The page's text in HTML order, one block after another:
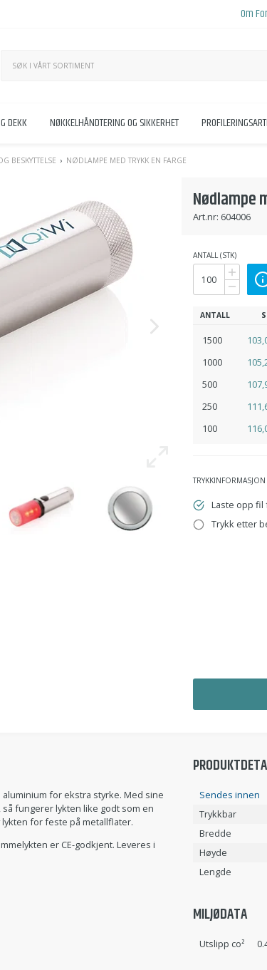
Om
DEKK NØKKELHÅNDTERING OG SIKKERHET
BESKYTTELSE NØDLAMPE MED TRYKK EN FARGE
Nødlampe
Art.nr: 604006
ANTALL (STK)
ANTALL
1500
1000
500
250
100
TRYKKINFORMASJON
Laste opp fil
Trykk etter
for ekstra styrke. Med sine
fungerer lykten like godt som en
for feste på metallflater.
er CE-godkjent. Leveres i
Sendes innen
Trykkbar
Bredde
Høyde
Lengde
MILJØDATA
Utslipp co²